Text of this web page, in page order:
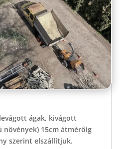
ágak, kivágott
növények) 15cm átmérőig
szerint elszállítjuk.